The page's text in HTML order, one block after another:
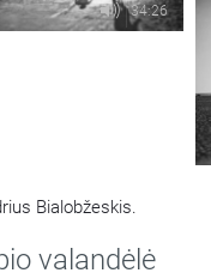
34:26
Bialobžeskis.
valandėlė